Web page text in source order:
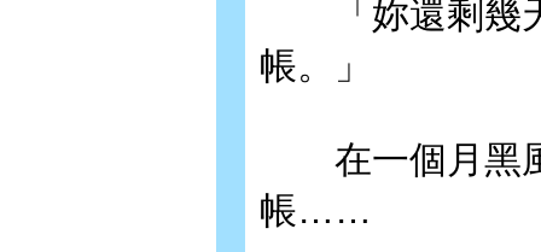
「妳還剩幾天
帳。」
在一個月黑風
帳……